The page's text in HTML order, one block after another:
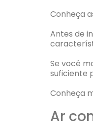
Conheça
Antes de
Se você
suficiente
Conheça
Ar